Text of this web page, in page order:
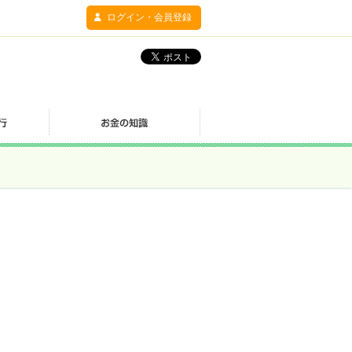
ログイン・会員登録